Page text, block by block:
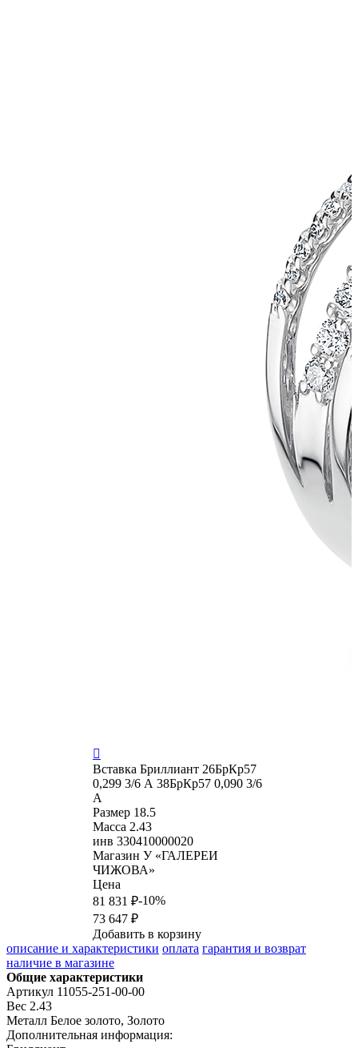

Вставка Бриллиант 26БрКр57
0,299 3/6 А 38БрКр57 0,090 3/6
А
Размер 18.5
Масса 2.43
инв 330410000020
Магазин У «ГАЛЕРЕИ
ЧИЖОВА»
Цена
81 831 ₽-10%
73 647 ₽
Добавить в корзину
описание и характеристики оплата гарантия и возврат
наличие в магазине
Общие характеристики
Артикул 11055-251-00-00
Вес 2.43
Металл Белое золото, Золото
Дополнительная информация: